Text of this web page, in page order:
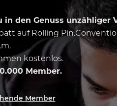
den Genuss unzähliger
auf Rolling
kostenlos.
Member.
Member